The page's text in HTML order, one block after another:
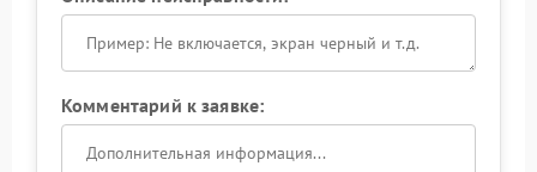
Комментарий к заявке: